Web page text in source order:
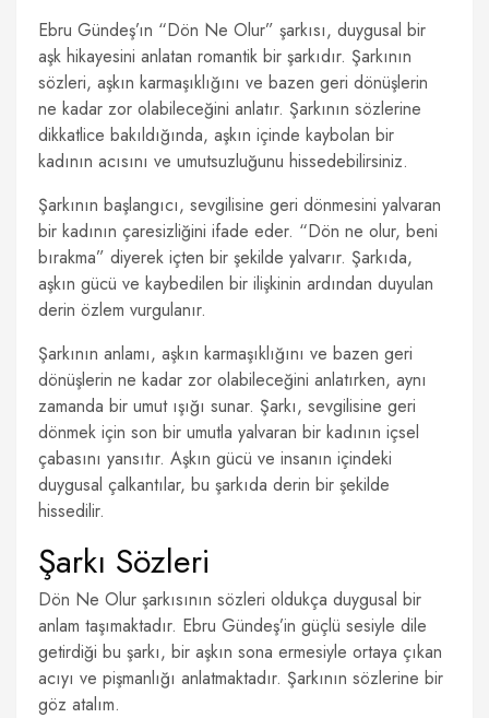
Ebru Gündeş’ın “Dön Ne Olur” şarkısı, duygusal bir
aşk hikayesini anlatan romantik bir şarkıdır. Şarkının
sözleri, aşkın karmaşıklığını ve bazen geri dönüşlerin
ne kadar zor olabileceğini anlatır. Şarkının sözlerine
dikkatlice bakıldığında, aşkın içinde kaybolan bir
kadının acısını ve umutsuzluğunu hissedebilirsiniz.
Şarkının başlangıcı, sevgilisine geri dönmesini yalvaran
bir kadının çaresizliğini ifade eder. “Dön ne olur, beni
bırakma” diyerek içten bir şekilde yalvarır. Şarkıda,
aşkın gücü ve kaybedilen bir ilişkinin ardından duyulan
derin özlem vurgulanır.
Şarkının anlamı, aşkın karmaşıklığını ve bazen geri
dönüşlerin ne kadar zor olabileceğini anlatırken, aynı
zamanda bir umut ışığı sunar. Şarkı, sevgilisine geri
dönmek için son bir umutla yalvaran bir kadının içsel
çabasını yansıtır. Aşkın gücü ve insanın içindeki
duygusal çalkantılar, bu şarkıda derin bir şekilde
hissedilir.
Şarkı Sözleri
Dön Ne Olur şarkısının sözleri oldukça duygusal bir
anlam taşımaktadır. Ebru Gündeş’in güçlü sesiyle dile
getirdiği bu şarkı, bir aşkın sona ermesiyle ortaya çıkan
acıyı ve pişmanlığı anlatmaktadır. Şarkının sözlerine bir
göz atalım.